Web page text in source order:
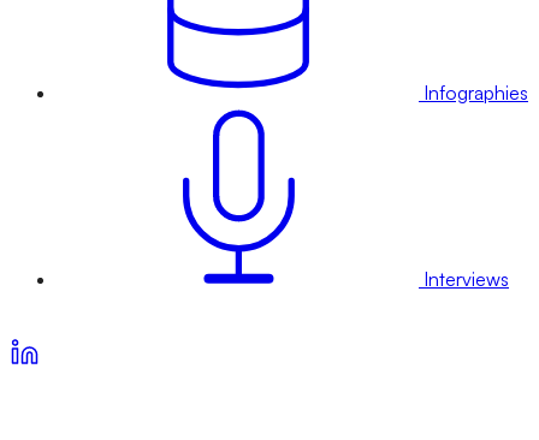
Infographies
Interviews